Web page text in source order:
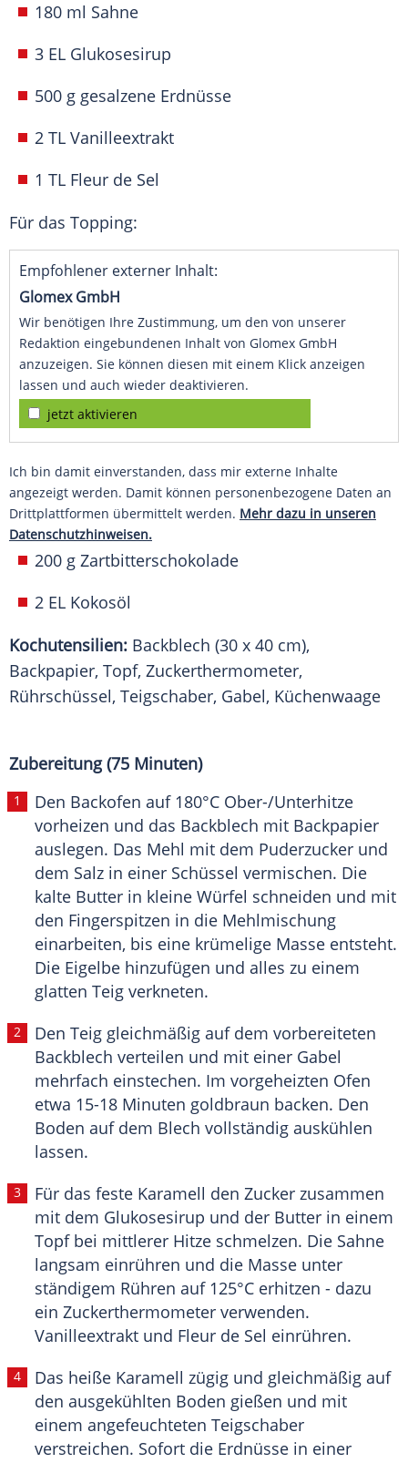
180 ml Sahne
3 EL Glukosesirup
500 g gesalzene Erdnüsse
2 TL Vanilleextrakt
1 TL Fleur de Sel
Für das Topping:
Empfohlener externer Inhalt:
Glomex GmbH
Wir benötigen Ihre Zustimmung, um den von unserer
Redaktion eingebundenen Inhalt von Glomex GmbH
anzuzeigen. Sie können diesen mit einem Klick anzeigen
lassen und auch wieder deaktivieren.
jetzt aktivieren
Ich bin damit einverstanden, dass mir externe Inhalte
angezeigt werden. Damit können personenbezogene Daten an
Drittplattformen übermittelt werden. Mehr dazu in unseren
Datenschutzhinweisen.
200 g Zartbitterschokolade
2 EL Kokosöl
Kochutensilien: Backblech (30 x 40 cm),
Backpapier, Topf, Zuckerthermometer,
Rührschüssel, Teigschaber, Gabel, Küchenwaage
Zubereitung (75 Minuten)
Den Backofen auf 180°C Ober-/Unterhitze
vorheizen und das Backblech mit Backpapier
auslegen. Das Mehl mit dem Puderzucker und
dem Salz in einer Schüssel vermischen. Die
kalte Butter in kleine Würfel schneiden und mit
den Fingerspitzen in die Mehlmischung
einarbeiten, bis eine krümelige Masse entsteht.
Die Eigelbe hinzufügen und alles zu einem
glatten Teig verkneten.
Den Teig gleichmäßig auf dem vorbereiteten
Backblech verteilen und mit einer Gabel
mehrfach einstechen. Im vorgeheizten Ofen
etwa 15-18 Minuten goldbraun backen. Den
Boden auf dem Blech vollständig auskühlen
lassen.
Für das feste Karamell den Zucker zusammen
mit dem Glukosesirup und der Butter in einem
Topf bei mittlerer Hitze schmelzen. Die Sahne
langsam einrühren und die Masse unter
ständigem Rühren auf 125°C erhitzen - dazu
ein Zuckerthermometer verwenden.
Vanilleextrakt und Fleur de Sel einrühren.
Das heiße Karamell zügig und gleichmäßig auf
den ausgekühlten Boden gießen und mit
einem angefeuchteten Teigschaber
verstreichen. Sofort die Erdnüsse in einer